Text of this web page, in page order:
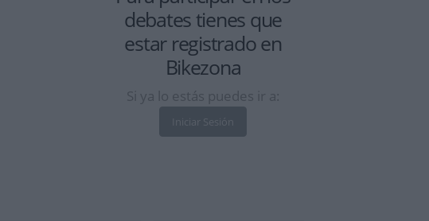
debates tienes que
estar registradoen
Bikezona
Si ya lo estás puedes ir a:
Iniciar Sesión